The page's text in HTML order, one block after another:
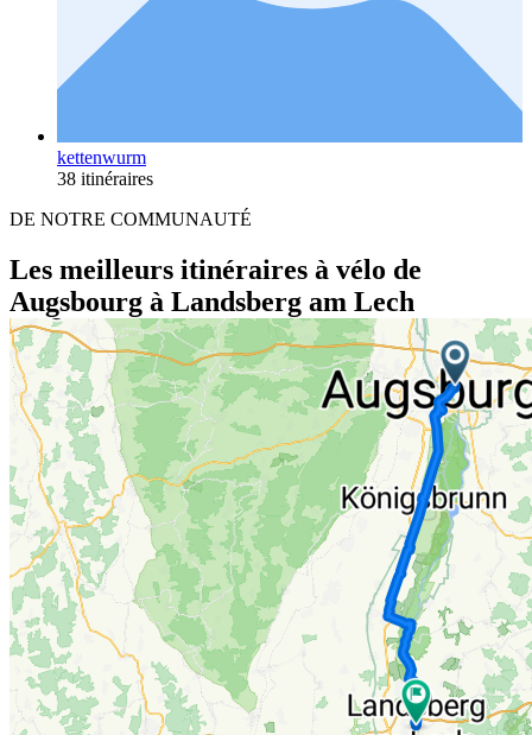
kettenwurm
38 itinéraires
DE NOTRE COMMUNAUTÉ
Les meilleurs itinéraires à vélo de
Augsbourg à Landsberg am Lech